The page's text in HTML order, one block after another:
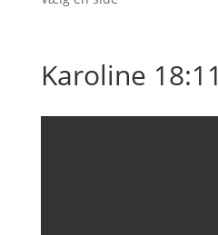
Karoline 18:11